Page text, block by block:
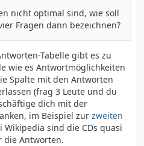
nicht optimal sind, wie soll
Fragen dann bezeichnen?
Tabelle gibt es zu
wie es Antwortmöglichkeiten
Spalte mit den Antworten
(frag 3 Leute und du
dich mit der
im Beispiel zur zweiten
Wikipedia sind die CDs quasi
die Antworten.